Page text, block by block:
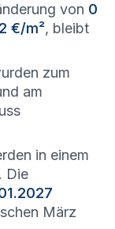
von 0
€/m², bleibt
zum
am
in einem
Die
März